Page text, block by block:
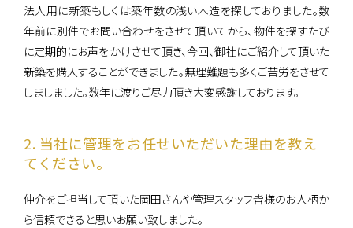
営業時間：10:00〜18:00
（定休日：毎週水曜日、第1・3火曜日 ）
法人用に新築もしくは築年数の浅い木造を探しておりました。数
年前に別件でお問い合わせをさせて頂いてから、物件を探すたび
に定期的にお声をかけさせて頂き、今回、御社にご紹介して頂いた
新築を購入することができました。無理難題も多くご苦労をさせて
しましました。数年に渡りご尽力頂き大変感謝しております。
2. 当社に管理をお任せいただいた理由を教え
てください。
仲介をご担当して頂いた岡田さんや管理スタッフ皆様のお人柄か
ら信頼できると思いお願い致しました。